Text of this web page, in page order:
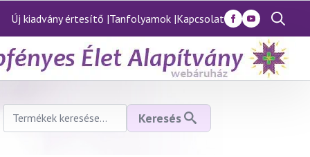
Új kiadvány értesítő |Tanfolyamok |Kapcsolat
Search
for:
Keresés
következőre:
Keresés